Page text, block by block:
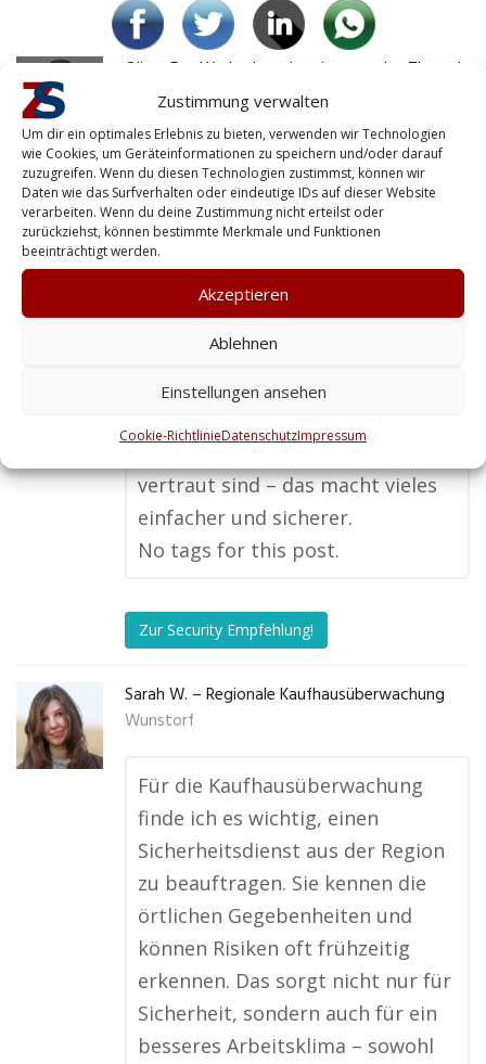
Zustimmung verwalten
Um dir ein optimales Erlebnis zu bieten, verwenden wir Technologien
wie Cookies, um Geräteinformationen zu speichern und/oder darauf
zuzugreifen. Wenn du diesen Technologien zustimmst, können wir
Daten wie das Surfverhalten oder eindeutige IDs auf dieser Website
verarbeiten. Wenn du deine Zustimmung nicht erteilst oder
zurückziehst, können bestimmte Merkmale und Funktionen
beeinträchtigt werden.
Akzeptieren
Ablehnen
Einstellungen ansehen
Cookie-RichtlinieDatenschutzImpressum
Oliver F. – Werkschutz ist ein zentrales Thema!
Wunstorf
Werkschutz ist in meinem
Betrieb ein zentrales Thema, und
ich habe mich bewusst für einen
Sicherheitsdienst aus der Region
entschieden. Die lokalen
Ansprechpartner sind nicht nur
gut erreichbar, sondern auch
sehr zuverlässig. Besonders
mit den örtlichen Gegebenheiten
vertraut sind – das macht vieles
einfacher und sicherer.
No tags for this post.
Zur Security Empfehlung!
Sarah W. – Regionale Kaufhausüberwachung
Wunstorf
Für die Kaufhausüberwachung
finde ich es wichtig, einen
Sicherheitsdienst aus der Region
zu beauftragen. Sie kennen die
örtlichen Gegebenheiten und
können Risiken oft frühzeitig
erkennen. Das sorgt nicht nur für
Sicherheit, sondern auch für ein
besseres Arbeitsklima – sowohl